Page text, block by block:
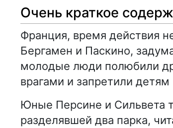
Очень краткое
Франция, время действия
Бергамен и Паскино,
молодые люди полюбили
врагами и запретили детям
Юные Персине и Сильвета
разделявшей два парка,